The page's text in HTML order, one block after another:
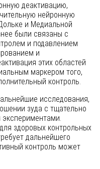
деактивацию,
нейронную
и Медиальной
были связаны с
и подавлением
и
этих областей
маркером того,
контроль.
исследования,
зуда с тщательно
здоровых контрольных
дальнейшего
контроль может